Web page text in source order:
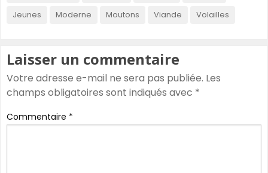
Jeunes
Moderne Moutons Viande Volailles
Laisser un commentaire
Votre adresse e-mail ne sera pas publiée. Les
champs obligatoires sont indiqués avec *
Commentaire *